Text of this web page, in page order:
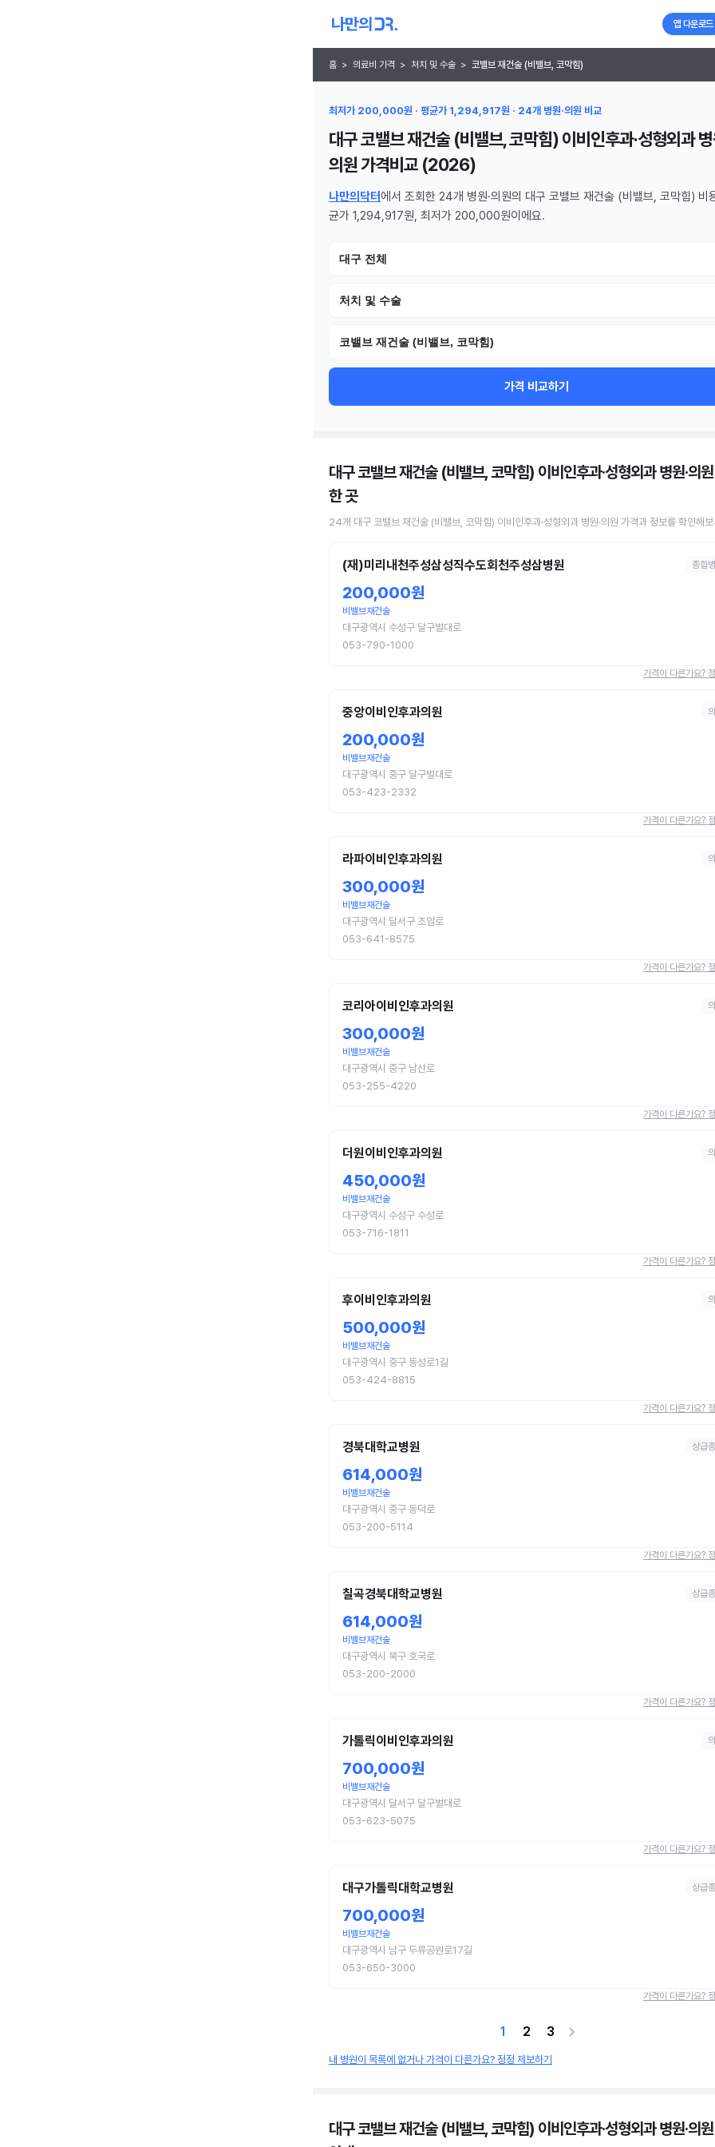
앱 다운로드
홈 > 의료비 가격 > 처치 및 수술 > 코밸브 재건술 (비밸브, 코막힘)
최저가 200,000원 · 평균가 1,294,917원 · 24개 병원·의원 비교
대구 코밸브 재건술 (비밸브, 코막힘) 이비인후과·성형외과 병
의원가격비교 (2026)
나만의닥터 에서 조회한 24개 병원·의원의 대구 코밸브 재건술 (비밸브, 코막힘) 비
균가 1,294,917원, 최저가 200,000원이에요.
대구 전체
처치 및 수술
코밸브 재건술 (비밸브, 코막힘)
가격 비교하기
대구 코밸브 재건술 (비밸브, 코막힘) 이비인후과·성형외과 병원·의원
한 곳
24개 대구 코밸브 재건술 (비밸브, 코막힘) 이비인후과·성형외과 병원·의원 가격과 정보를 확인해
(재)미리내천주성삼성직수도회천주성삼병원 종합
200,000원
비밸브재건술
대구광역시 수성구 달구벌대로
053-790-1000
가격이 다른가요?
중앙이비인후과의원
200,000원
비밸브재건술
대구광역시 중구 달구벌대로
053-423-2332
가격이 다른가요?
라파이비인후과의원
300,000원
비밸브재건술
대구광역시 달서구 조암로
053-641-8575
가격이 다른가요?
코리아이비인후과의원
300,000원
비밸브재건술
대구광역시 중구 남산로
053-255-4220
가격이 다른가요?
더원이비인후과의원
450,000원
비밸브재건술
대구광역시 수성구 수성로
053-716-1811
가격이 다른가요?
후이비인후과의원
500,000원
비밸브재건술
대구광역시 중구 동성로1길
053-424-8815
가격이 다른가요?
경북대학교병원 상급
614,000원
비밸브재건술
대구광역시 중구 동덕로
053-200-5114
가격이 다른가요?
칠곡경북대학교병원 상급
614,000원
비밸브재건술
대구광역시 북구 호국로
053-200-2000
가격이 다른가요?
가톨릭이비인후과의원
700,000원
비밸브재건술
대구광역시 달서구 달구벌대로
053-623-5075
가격이 다른가요?
대구가톨릭대학교병원 상급
700,000원
비밸브재건술
대구광역시 남구 두류공원로17길
053-650-3000
가격이 다른가요?
1 2 3
내 병원이 목록에 없거나 가격이 다른가요? 정정 제보하기
대구 코밸브 재건술 (비밸브, 코막힘) 이비인후과·성형외과 병원·의원